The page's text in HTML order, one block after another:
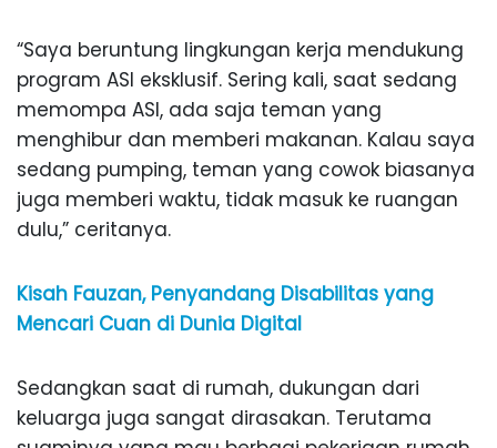
“Saya beruntung lingkungan kerja mendukung
program ASI eksklusif. Sering kali, saat sedang
memompa ASI, ada saja teman yang
menghibur dan memberi makanan. Kalau saya
sedang pumping, teman yang cowok biasanya
juga memberi waktu, tidak masuk ke ruangan
dulu,” ceritanya.
Kisah Fauzan, Penyandang Disabilitas yang
Mencari Cuan di Dunia Digital
Sedangkan saat di rumah, dukungan dari
keluarga juga sangat dirasakan. Terutama